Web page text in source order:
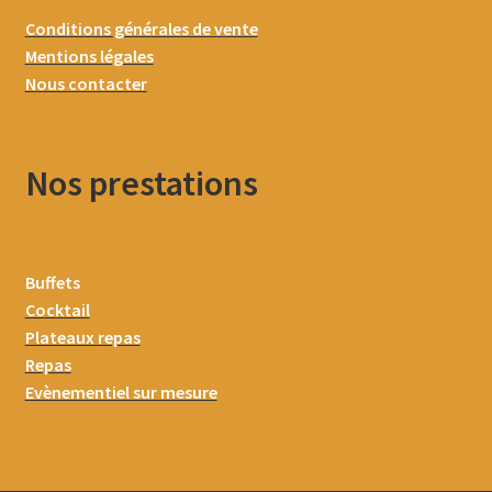
Conditions générales de vente
Mentions légales
Nous contacter
Nos prestations
Buffets
Cocktail
Plateaux repas
Repas
Evènementiel sur mesure